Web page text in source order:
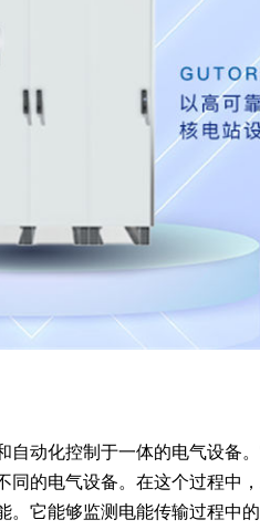
动化控制于一体的电气设备
的电气设备。在这个过程中
它能够监测电能传输过程中